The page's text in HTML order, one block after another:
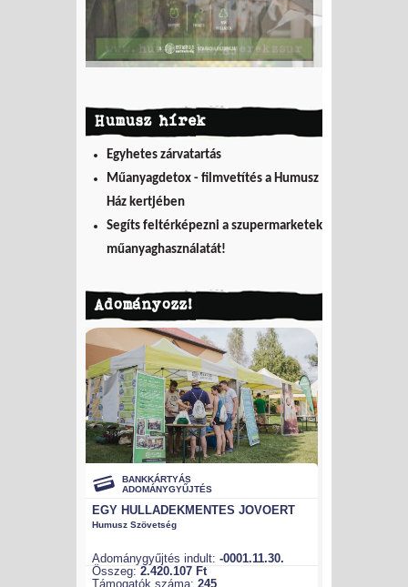
Humusz hírek
Egyhetes zárvatartás
Műanyagdetox - filmvetítés a Humusz
Ház kertjében
Segíts feltérképezni a szupermarketek
műanyaghasználatát!
Adományozz!